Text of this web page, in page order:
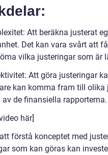
Att beräkna justerat
Det kan vara svårt att
vilka justeringar som är
Att göra justeringar
kan komma fram till
de finansiella rapporterna.
här]
förstå konceptet med
som kan göras kan